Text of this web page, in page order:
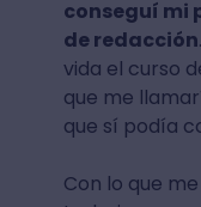
conseguí mi
de redacción
vida el curso
que me
que sí podía
Con lo que